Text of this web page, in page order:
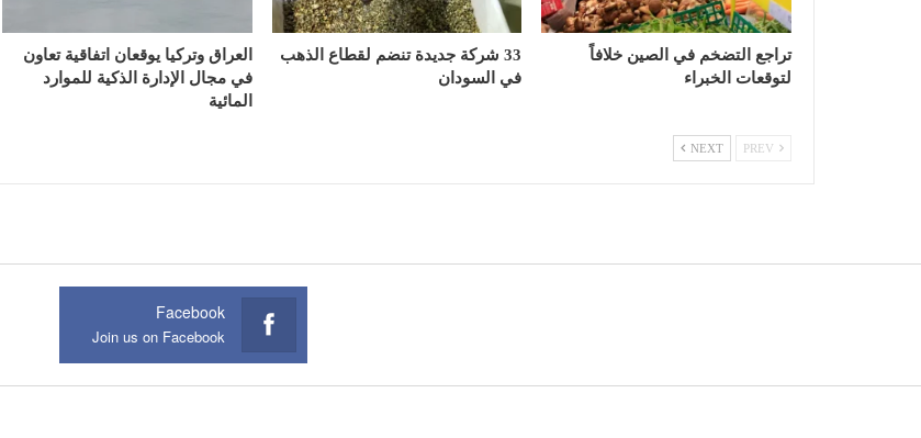
تراجع التضخم في الصين خلافاً
لتوقعات الخبراء
33 شركة جديدة تنضم لقطاع الذهب
في السودان
العراق وتركيا يوقعان اتفاقية تعاون
في مجال الإدارة الذكية للموارد
المائية
NEXT
Facebook
Join us on Facebook